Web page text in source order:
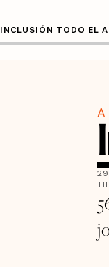
INCLUSIÓN TODO EL
29